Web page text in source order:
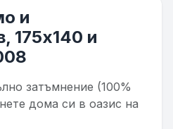
и
175х140 и
затъмнение (100%
дома си в оазис на